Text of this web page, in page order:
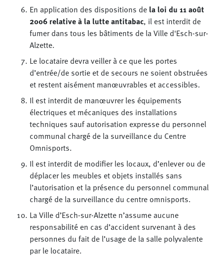
En application des dispositions de la loi du 11 août
2006 relative à la lutte antitabac, il est interdit de
fumer dans tous les bâtiments de la Ville d'Esch-sur-
Alzette.
Le locataire devra veiller à ce que les portes
d’entrée/de sortie et de secours ne soient obstruées
et restent aisément manœuvrables et accessibles.
Il est interdit de manœuvrer les équipements
électriques et mécaniques des installations
techniques sauf autorisation expresse du personnel
communal chargé de la surveillance du Centre
Omnisports.
Il est interdit de modifier les locaux, d’enlever ou de
déplacer les meubles et objets installés sans
l’autorisation et la présence du personnel communal
chargé de la surveillance du centre omnisports.
La Ville d’Esch-sur-Alzette n’assume aucune
responsabilité en cas d’accident survenant à des
personnes du fait de l’usage de la salle polyvalente
par le locataire.